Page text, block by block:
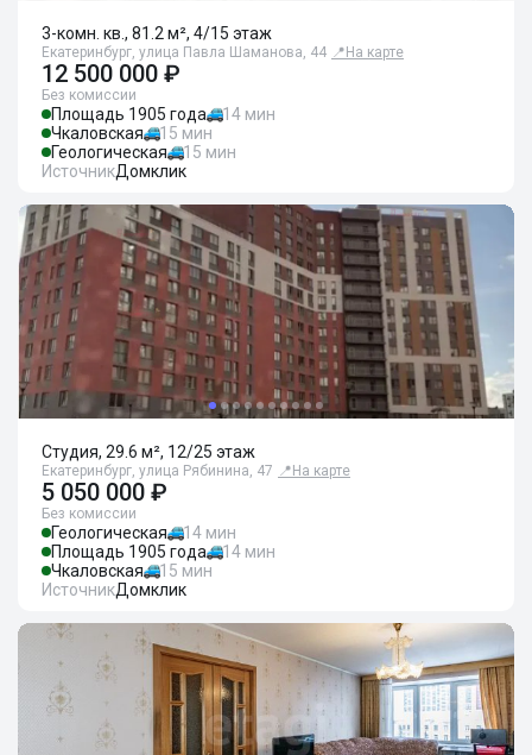
3-комн. кв., 81.2 м², 4/15 этаж
Екатеринбург, улица Павла Шаманова, 44 📍 На карте
12 500 000 ₽
Без комиссии
Площадь 1905 года
14 мин
Чкаловская
15 мин
Геологическая
15 мин
ИсточникДомклик
Студия, 29.6 м², 12/25 этаж
Екатеринбург, улица Рябинина, 47 📍 На карте
5 050 000 ₽
Без комиссии
Геологическая
14 мин
Площадь 1905 года
14 мин
Чкаловская
15 мин
ИсточникДомклик